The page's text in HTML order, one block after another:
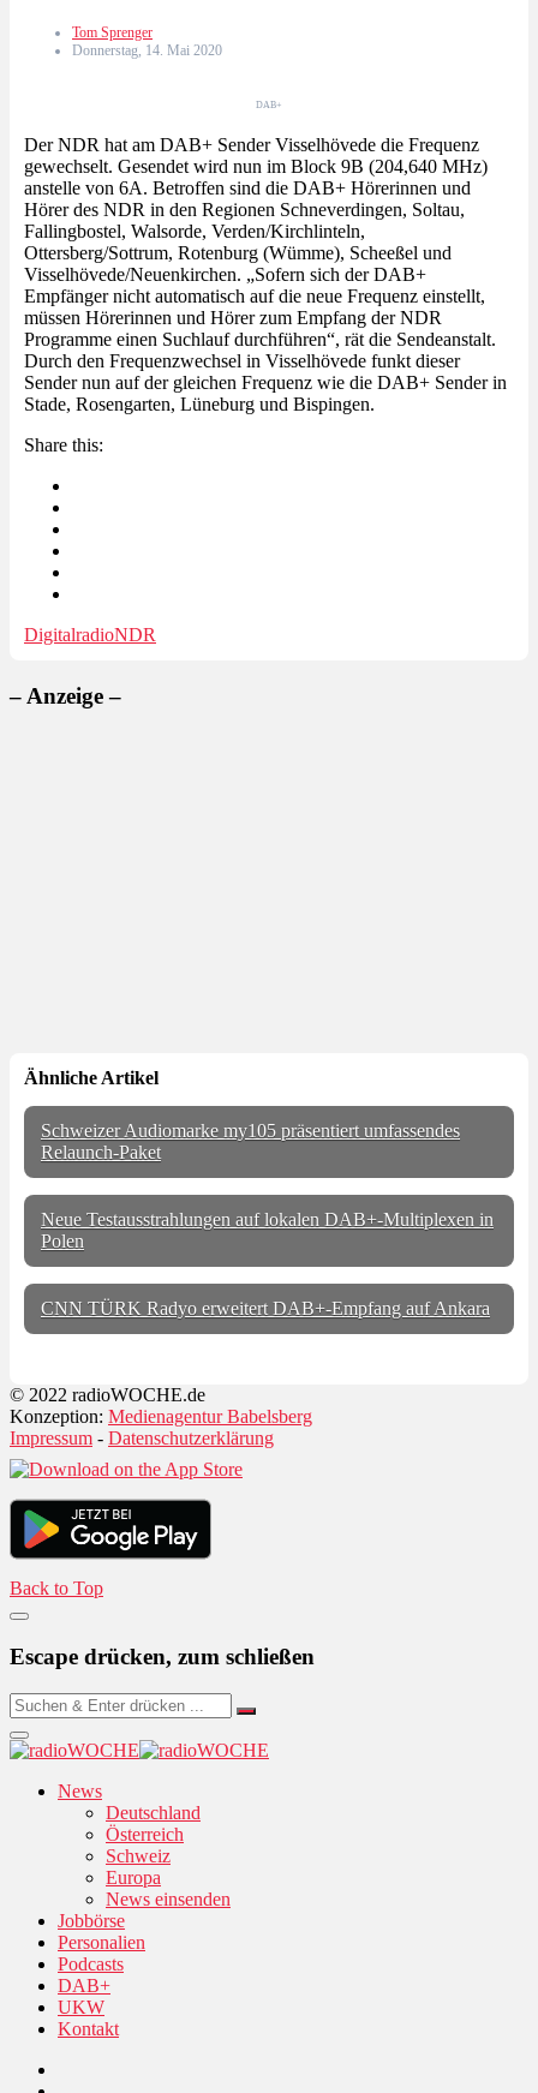
Tom Sprenger
Donnerstag, 14. Mai 2020
DAB+
Der NDR hat am DAB+ Sender Visselhövede die Frequenz
gewechselt. Gesendet wird nun im Block 9B (204,640 MHz)
anstelle von 6A. Betroffen sind die DAB+ Hörerinnen und
Hörer des NDR in den Regionen Schneverdingen, Soltau,
Fallingbostel, Walsorde, Verden/Kirchlinteln,
Ottersberg/Sottrum, Rotenburg (Wümme), Scheeßel und
Visselhövede/Neuenkirchen. „Sofern sich der DAB+
Empfänger nicht automatisch auf die neue Frequenz einstellt,
müssen Hörerinnen und Hörer zum Empfang der NDR
Programme einen Suchlauf durchführen“, rät die Sendeanstalt.
Durch den Frequenzwechsel in Visselhövede funkt dieser
Sender nun auf der gleichen Frequenz wie die DAB+ Sender in
Stade, Rosengarten, Lüneburg und Bispingen.
Share this:
DigitalradioNDR
– Anzeige –
Ähnliche Artikel
Schweizer Audiomarke my105 präsentiert umfassendes
Relaunch-Paket
Neue Testausstrahlungen auf lokalen DAB+-Multiplexen in
Polen
CNN TÜRK Radyo erweitert DAB+-Empfang auf Ankara
© 2022 radioWOCHE.de
Konzeption: Medienagentur Babelsberg
Impressum - Datenschutzerklärung
Back to Top
Escape drücken, zum schließen
News
Deutschland
Österreich
Schweiz
Europa
News einsenden
Jobbörse
Personalien
Podcasts
DAB+
UKW
Kontakt